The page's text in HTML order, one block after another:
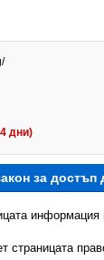
дни)
за
страницата